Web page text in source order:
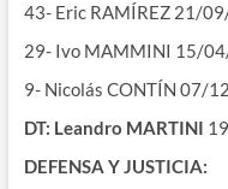
43- Eric RAMÍREZ 21/
29- Ivo MAMMINI 15/
9- Nicolás CONTÍN 07/
DT: Leandro MARTINI
DEFENSA Y JUSTICIA: